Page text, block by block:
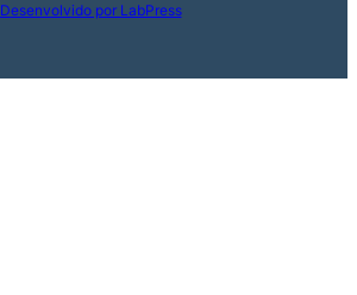
Desenvolvido por LabPress